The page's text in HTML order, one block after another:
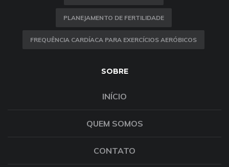
PLANEJAMENTO DE FERTILIDADE
FREQUÊNCIA CARDÍACA PARA EXERCÍCIOS AERÓBICOS
SOBRE
INÍCIO
QUEM SOMOS
CONTATO